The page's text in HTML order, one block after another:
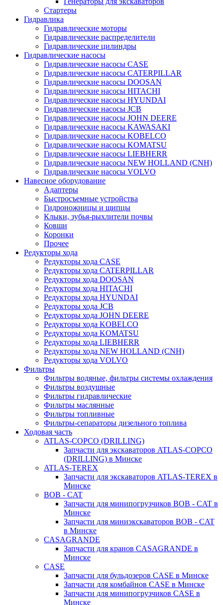
Стартеры
Гидравлика
Гидравлические моторы
Гидравлические распределители
Гидравлические цилиндры
Гидравлические насосы
Гидравлические насосы CASE
Гидравлические насосы CATERPILLAR
Гидравлические насосы DOOSAN
Гидравлические насосы HITACHI
Гидравлические насосы HYUNDAI
Гидравлические насосы JCB
Гидравлические насосы JOHN DEERE
Гидравлические насосы KAWASAKI
Гидравлические насосы KOBELCO
Гидравлические насосы KOMATSU
Гидравлические насосы LIEBHERR
Гидравлические насосы NEW HOLLAND (CNH)
Гидравлические насосы VOLVO
Навесное оборудование
Адаптеры
Быстросъемные устройства
Гидроножницы и щипцы
Клыки, зубья-рыхлители почвы
Ковши
Коронки
Прочее
Редукторы хода
Редукторы хода CASE
Редукторы хода CATERPILLAR
Редукторы хода DOOSAN
Редукторы хода HITACHI
Редукторы хода HYUNDAI
Редукторы хода JCB
Редукторы хода JOHN DEERE
Редукторы хода KOBELCO
Редукторы хода KOMATSU
Редукторы хода LIEBHERR
Редукторы хода NEW HOLLAND (CNH)
Редукторы хода VOLVO
Фильтры
Фильтры водяные, фильтры системы охлаждения
Фильтры воздушные
Фильтры гидравлические
Фильтры маслянные
Фильтры топливные
Фильтры-сепараторы дизельного топлива
Ходовая часть
ATLAS-COPCO (DRILLING)
Запчасти для экскаваторов ATLAS-COPCO
(DRILLING) в Минске
ATLAS-TEREX
Запчасти для экскаваторов ATLAS-TEREX в
Минске
BOB - CAT
Запчасти для минипогрузчиков BOB - CAT в
Минске
Запчасти для миниэкскаваторов BOB - CAT
в Минске
CASAGRANDE
Запчасти для кранов CASAGRANDE в
Минске
CASE
Запчасти для бульдозеров CASE в Минске
Запчасти для комбайнов CASE в Минске
Запчасти для минипогрузчиков CASE в
Минске